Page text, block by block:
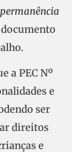
documento
a PEC Nº
e
ser
direitos
e